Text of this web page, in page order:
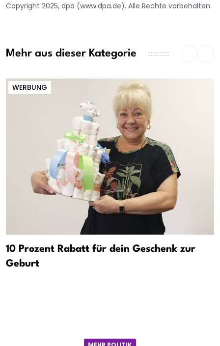
Copyright 2025, dpa (www.dpa.de). Alle Rechte vorbehalten
Mehr aus dieser Kategorie
WERBUNG
10 Prozent Rabatt für dein Geschenk zur
Geburt